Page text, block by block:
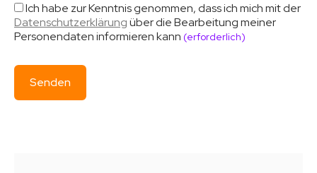
Ich habe zur Kenntnis genommen, dass ich mich mit der
Datenschutzerklärungüber die Bearbeitung meiner
Personendaten informieren kann (erforderlich)